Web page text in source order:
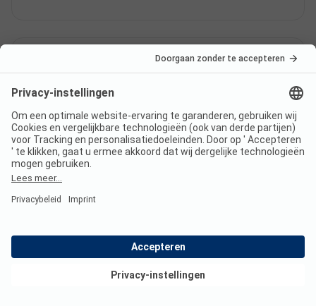
Hoe ver is de dichtstbijzijnde
stad of dorp van Camping
Thöni?
camperservicestation op
Camping Thöni?
Bekijk deals